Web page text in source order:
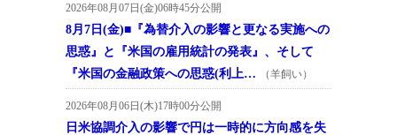
2026年08月07日(金)06時45分公開
8月7日(金)■『為替介入の影響と更なる実施への
思惑』と『米国の雇用統計の発表』、そして
『米国の金融政策への思惑(利上…
（羊飼い）
2026年08月06日(木)17時00分公開
日米協調介入の影響で円は一時的に方向感を失